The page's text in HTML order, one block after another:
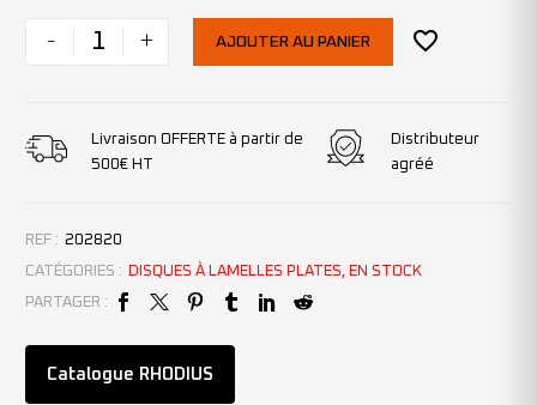
- + AJOUTER AU PANIER
Livraison OFFERTE à partir de
500€ HT
Distributeur
agréé
REF : 202820
CATÉGORIES :
DISQUES À LAMELLES PLATES, EN STOCK
PARTAGER :
Catalogue RHODIUS